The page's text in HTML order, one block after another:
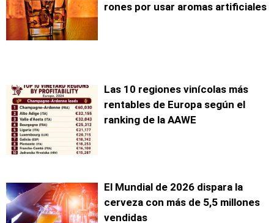
rones por usar aromas artificiales
Las 10 regiones vinícolas más
rentables de Europa según el
ranking de la AAWE
El Mundial de 2026 dispara la
cerveza con más de 5,5 millones
vendidas